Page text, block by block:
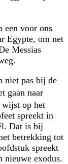
een voor ons
Egypte, om net
Messias
niet pas bij de
gaan naar
wijst op het
spreekt in
Dat is bij
betrekking tot
spreekt
nieuwe exodus.